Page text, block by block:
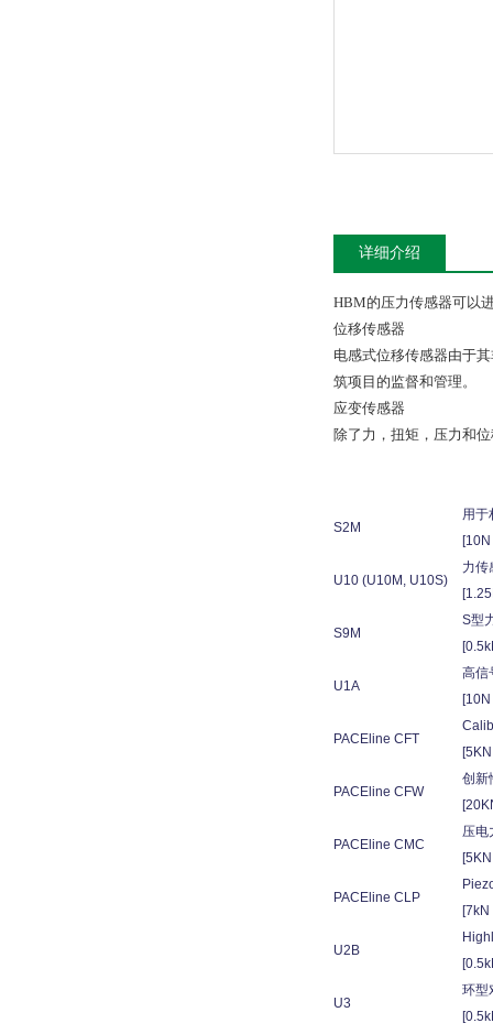
详细介绍
HBM的压力传感器可以
位移传感器
电感式位移传感器由于
筑项目的监督和管理。
应变传感器
除了力，扭矩，压力和
S2M
用
U10 (U10M, U10S)
力传
S9M
S型
U1A
高信
PACEline CFT
PACEline CFW
创新
PACEline CMC
压电
PACEline CLP
U2B
U3
环型